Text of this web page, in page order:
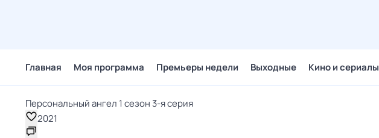
Главная Моя программа Премьеры недели Выходные Кино и сериалы
Персональный ангел 1 сезон 3-я серия
2021